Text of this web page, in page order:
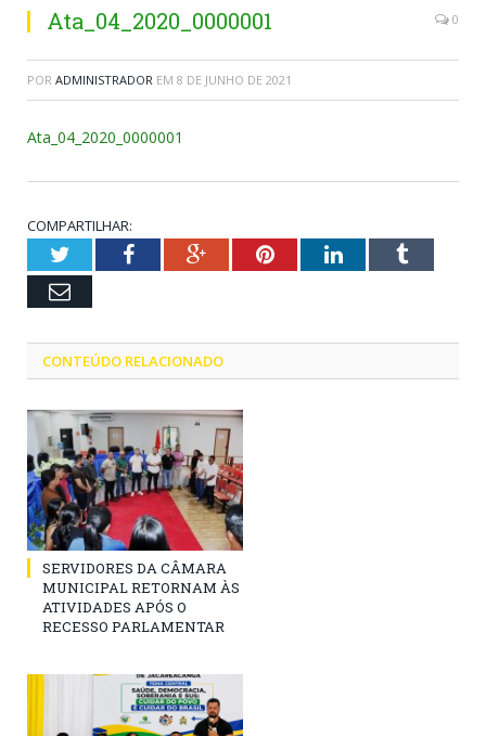
Ata_04_2020_0000001 0
POR ADMINISTRADOR EM 8 DE JUNHO DE 2021
Ata_04_2020_0000001
COMPARTILHAR:
TwitterFacebookGoogle+PinterestLinkedInTumblr
Email
CONTEÚDO RELACIONADO
SERVIDORES DA CÂMARA
MUNICIPAL RETORNAM ÀS
ATIVIDADES APÓS O
RECESSO PARLAMENTAR